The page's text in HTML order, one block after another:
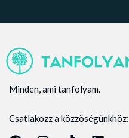
Minden, ami tanfolyam.
Csatlakozz a közzöségünkhöz: